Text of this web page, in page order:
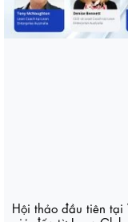
Hội thảo đầu tiên tại